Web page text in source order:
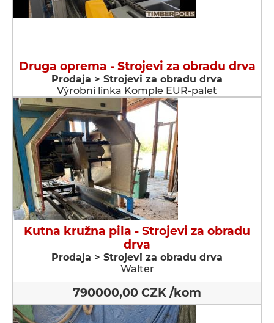
Druga oprema - Strojevi za obradu drva
Prodaja > Strojevi za obradu drva
Výrobní linka Komple EUR-palet
Kutna kružna pila - Strojevi za obradu
drva
Prodaja > Strojevi za obradu drva
Walter
790000,00 CZK /kom